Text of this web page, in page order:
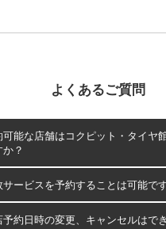
よくあるご質問
可能な店舗はコクピット・タイヤ
？
ピット・タイヤ館のみとなります
サービスを予約することは可能で
サービスのご予約は可能です。
予約日時の変更、キャンセルはで